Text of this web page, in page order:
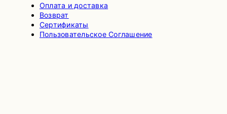
Оплата и доставка
Возврат
Сертификаты
Пользовательское Соглашение